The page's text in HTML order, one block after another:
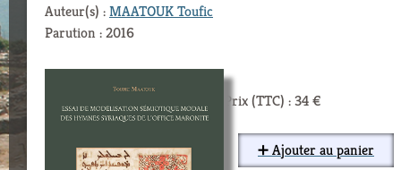
Auteur(s) :MAATOUK Toufic
Parution : 2016
Prix (TTC) : 34 €
➕ Ajouter au panier